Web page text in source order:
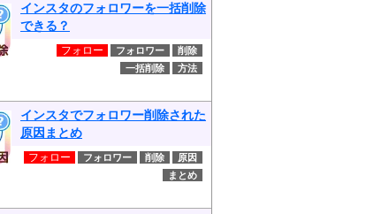
インスタのフォロワーを一括削除
できる？
フォロー フォロワー
削除
一括削除
方法
インスタでフォロワー削除された
原因まとめ
フォロー フォロワー 削除
原因
まとめ